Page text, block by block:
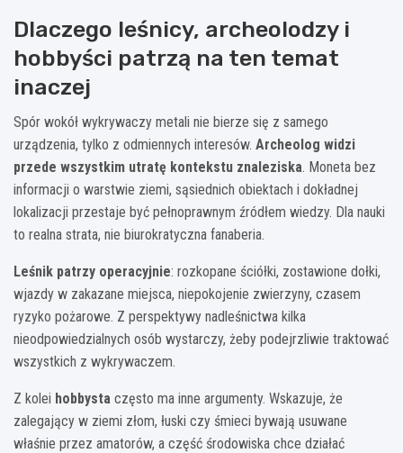
Dlaczego leśnicy, archeolodzy i
hobbyści patrzą na ten temat
inaczej
Spór wokół wykrywaczy metali nie bierze się z samego
urządzenia, tylko z odmiennych interesów. Archeolog widzi
przede wszystkim utratę kontekstu znaleziska. Moneta bez
informacji o warstwie ziemi, sąsiednich obiektach i dokładnej
lokalizacji przestaje być pełnoprawnym źródłem wiedzy. Dla nauki
to realna strata, nie biurokratyczna fanaberia.
Leśnik patrzy operacyjnie: rozkopane ściółki, zostawione dołki,
wjazdy w zakazane miejsca, niepokojenie zwierzyny, czasem
ryzyko pożarowe. Z perspektywy nadleśnictwa kilka
nieodpowiedzialnych osób wystarczy, żeby podejrzliwie traktować
wszystkich z wykrywaczem.
Z kolei hobbysta często ma inne argumenty. Wskazuje, że
zalegający w ziemi złom, łuski czy śmieci bywają usuwane
właśnie przez amatorów, a część środowiska chce działać